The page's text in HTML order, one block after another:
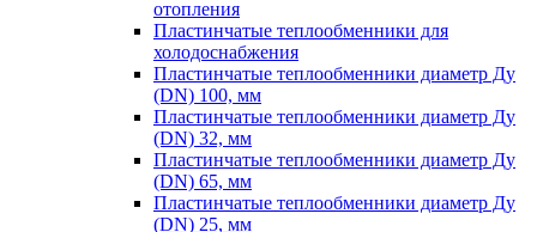
отопления
Пластинчатые теплообменники для
холодоснабжения
Пластинчатые теплообменники диаметр Ду
(DN) 100, мм
Пластинчатые теплообменники диаметр Ду
(DN) 32, мм
Пластинчатые теплообменники диаметр Ду
(DN) 65, мм
Пластинчатые теплообменники диаметр Ду
(DN) 25, мм